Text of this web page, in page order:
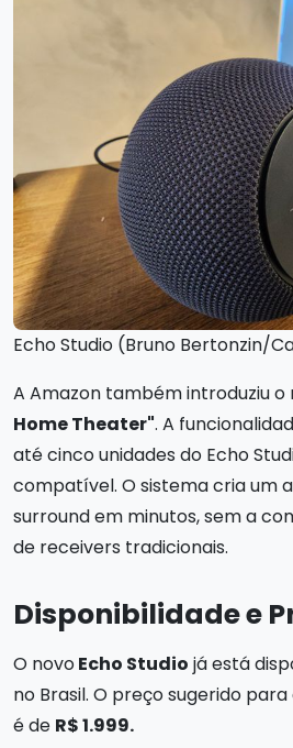
Echo Studio (Bruno Bertonzin/
A Amazon também introduziu o
Home Theater". A
até cinco unidades do Echo
compatível. O sistema cria um
surround em minutos, sem a
de receivers tradicionais.
Disponibilidade e
O novoEcho Studio já está
no Brasil. O preço sugerido
é de R$ 1.999.